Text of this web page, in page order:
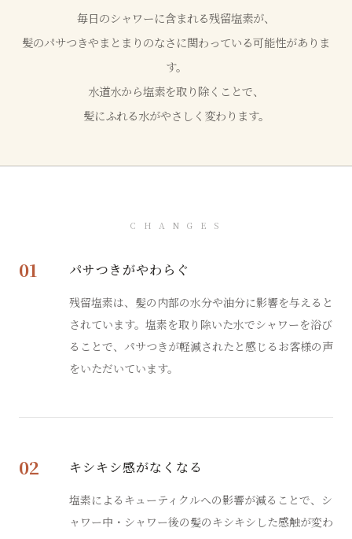
毎日のシャワーに含まれる残留塩素が、
髪のパサつきやまとまりのなさに関わっている可能性がありま
す。
水道水から塩素を取り除くことで、
髪にふれる水がやさしく変わります。
C H A N G E S
01 パサつきがやわらぐ
残留塩素は、髪の内部の水分や油分に影響を与えると
されています。塩素を取り除いた水でシャワーを浴び
ることで、パサつきが軽減されたと感じるお客様の声
をいただいています。
02 キシキシ感がなくなる
塩素によるキューティクルへの影響が減ることで、シ
ャワー中・シャワー後の髪のキシキシした感触が変わ